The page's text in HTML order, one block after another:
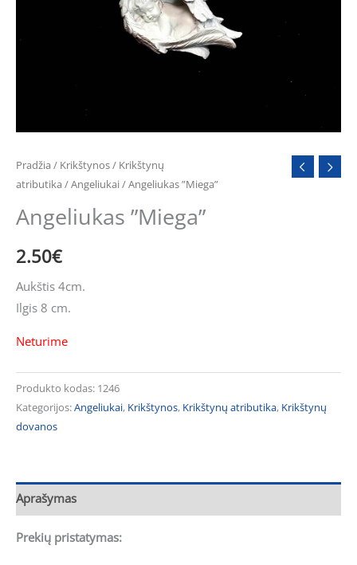
Pradžia / Krikštynos/ Krikštynų
atributika /Angeliukai/ Angeliukas ”Miega”
Angeliukas ”Miega”
2.50€
Aukštis 4cm.
Ilgis 8 cm.
Neturime
Produkto kodas: 1246
Kategorijos:Angeliukai, Krikštynos, Krikštynų atributika, Krikštynų
dovanos
Aprašymas
Prekių pristatymas: